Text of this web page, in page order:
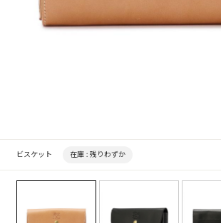
ビスケット 在庫 : 残りわずか